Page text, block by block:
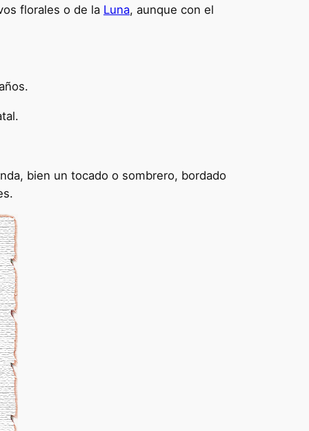
florales o de la Luna, aunque con el
bien un tocado o sombrero, bordado